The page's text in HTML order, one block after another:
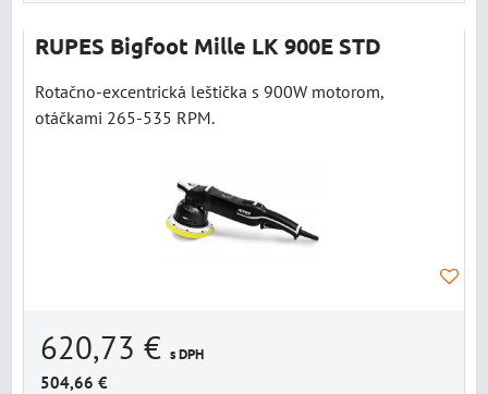
RUPES Bigfoot Mille LK 900E STD
Rotačno-excentrická leštička s 900W motorom,
otáčkami 265-535 RPM.
620,73 € s DPH
504,66 €